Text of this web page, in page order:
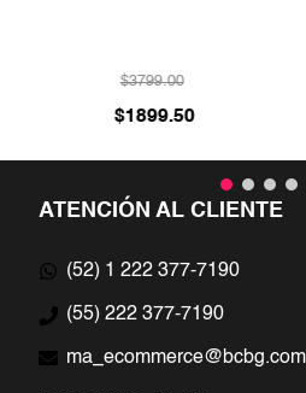
$3799.00
$1899.50
ATENCIÓN AL CLIENTE
(52) 1 222 377-7190
(55) 222 377-7190